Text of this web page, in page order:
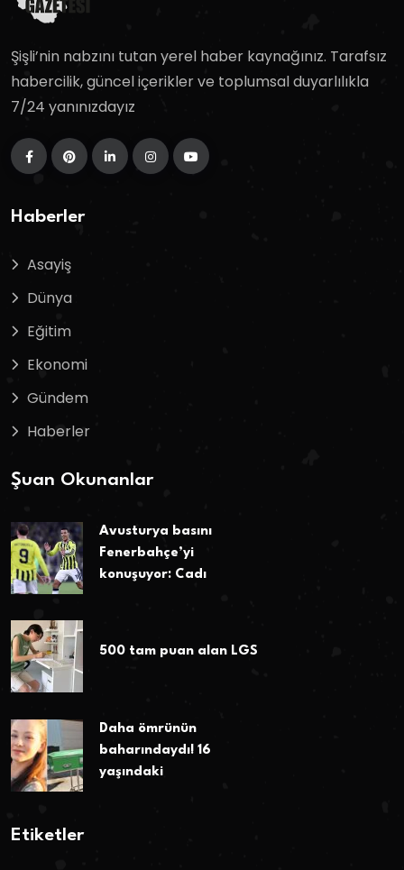
Şişli’nin nabzını tutan yerel haber kaynağınız. Tarafsız
habercilik, güncel içerikler ve toplumsal duyarlılıkla
7/24 yanınızdayız
Haberler
Asayiş
Dünya
Eğitim
Ekonomi
Gündem
Haberler
Şuan Okunanlar
Avusturya basını
Fenerbahçe’yi
konuşuyor: Cadı
500 tam puan alan LGS
Daha ömrünün
baharındaydı! 16
yaşındaki
Etiketler